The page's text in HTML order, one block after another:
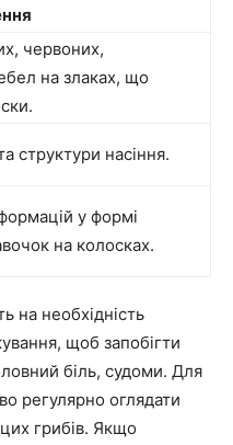
червоних,
на злаках, що
структури насіння.
у формі
на колосках.
на необхідність
щоб запобігти
біль, судоми. Для
регулярно оглядати
грибів. Якщо